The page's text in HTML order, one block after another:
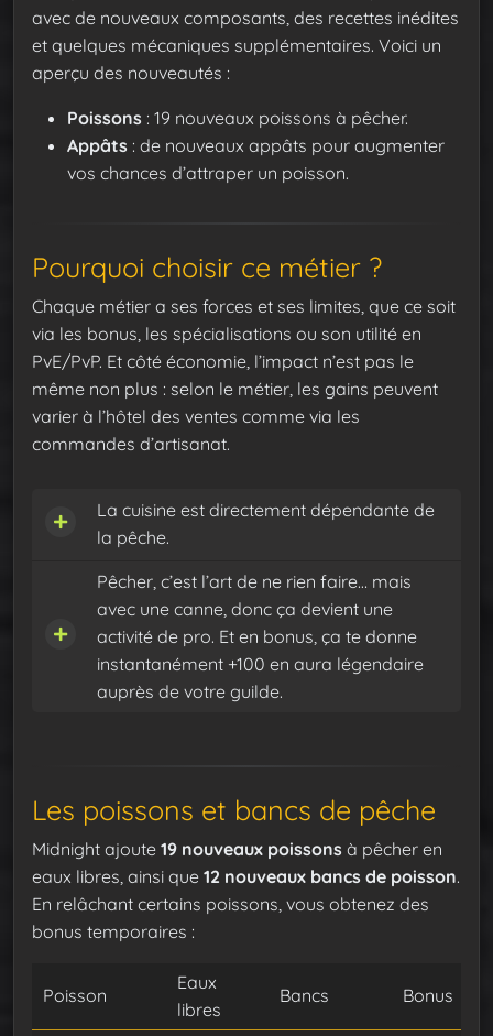
avec de nouveaux composants, des recettes inédites
et quelques mécaniques supplémentaires. Voici un
aperçu des nouveautés :
Poissons : 19 nouveaux poissons à pêcher.
Appâts : de nouveaux appâts pour augmenter
vos chances d’attraper un poisson.
Pourquoi choisir ce métier ?
Chaque métier a ses forces et ses limites, que ce soit
via les bonus, les spécialisations ou son utilité en
PvE/PvP. Et côté économie, l’impact n’est pas le
même non plus : selon le métier, les gains peuvent
varier à l’hôtel des ventes comme via les
commandes d’artisanat.
La cuisine est directement dépendante de
la pêche.
Pêcher, c’est l’art de ne rien faire… mais
avec une canne, donc ça devient une
activité de pro. Et en bonus, ça te donne
instantanément +100 en aura légendaire
auprès de votre guilde.
Les poissons et bancs de pêche
Midnight ajoute 19 nouveaux poissons à pêcher en
eaux libres, ainsi que 12 nouveaux bancs de poisson.
En relâchant certains poissons, vous obtenez des
bonus temporaires :
Poisson
Eaux
libres
Bancs Bonus